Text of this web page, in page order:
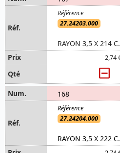
27.24203.000
RAYON 3,5 X 214
2,74
168
27.24204.000
RAYON 3,5 X 222